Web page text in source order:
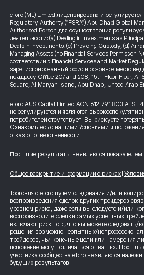
eToro (ME) Limited лицензирована и регулируется
Regulatory Authority ("FSRA") Abu Dhabi Global
Authorised Person для осуществления
деятельности: (a) Dealing in Investments as
Deals in Investments, (c) Providing Custody, (d)
Managing Assets (по Financial Services Permission
соответствии с Financial Services and Market
зарегистрированный офис и основное место
по адресу Office 207 and 208, 15th Floor Floor, Al
Square, Al Maryah Island, Abu Dhabi, United Arab
eToro AUS Capital Limited ACN 612 791 803 AFSL
не регулируются и являются
потребителей отсутствует. Вы рискуете
Ознакомьтесь с нашими Условиями и
отказ от ответственности
Прошлые результаты не являются показателем
Общее раскрытие информации о рисках
Торговля с eToro путем следования и/или
воспроизведения сделок других трейдеров
уровнем риска, даже если вы следуете и/или
воспроизводите сделки самых успешных
включают риск того, что вы можете следовать/
решения возможно неопытных/
трейдеров, чьи конечные цели или намерения
положение могут отличаться от ваших.
участника сообщества eToro не являются
будущих результатов.